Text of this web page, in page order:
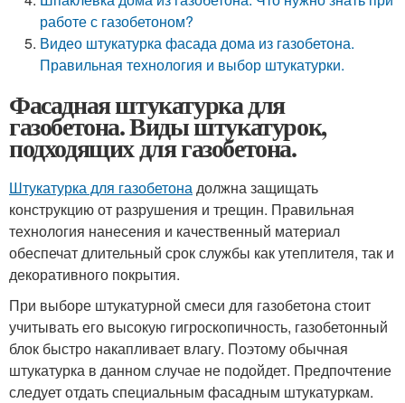
работе с газобетоном?
Видео штукатурка фасада дома из газобетона.
Правильная технология и выбор штукатурки.
Фасадная штукатурка для
газобетона. Виды штукатурок,
подходящих для газобетона.
Штукатурка для газобетонадолжна защищать
конструкцию от разрушения и трещин. Правильная
технология нанесения и качественный материал
обеспечат длительный срок службы как утеплителя, так и
декоративного покрытия.
При выборе штукатурной смеси для газобетона стоит
учитывать его высокую гигроскопичность, газобетонный
блок быстро накапливает влагу. Поэтому обычная
штукатурка в данном случае не подойдет. Предпочтение
следует отдать специальным фасадным штукатуркам.